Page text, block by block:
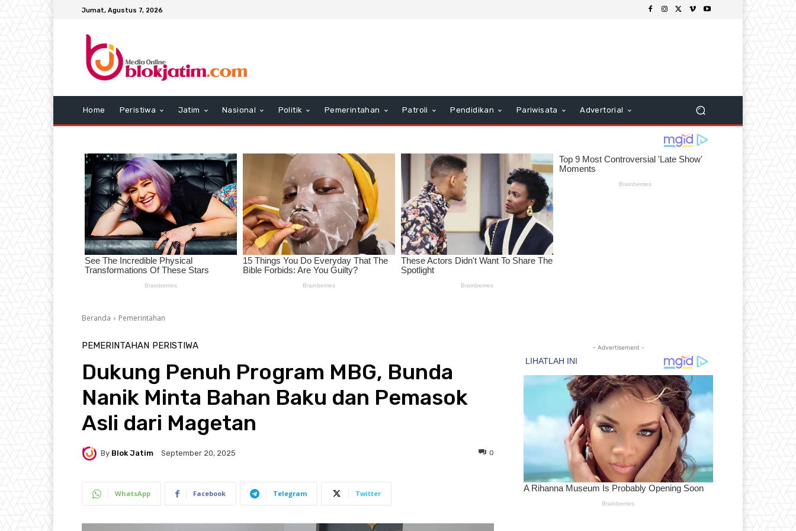
Jumat, Agustus 7, 2026
Home Peristiwa Jatim Nasional Politik Pemerintahan Patroli Pendidikan Pariwisata Advertorial
Beranda Pemerintahan
PEMERINTAHAN PERISTIWA
Dukung Penuh Program MBG, Bunda
Nanik Minta Bahan Baku dan Pemasok
Asli dari Magetan
By Blok Jatim September 20, 2025 0
WhatsApp Facebook Telegram Twitter
- Advertisement -